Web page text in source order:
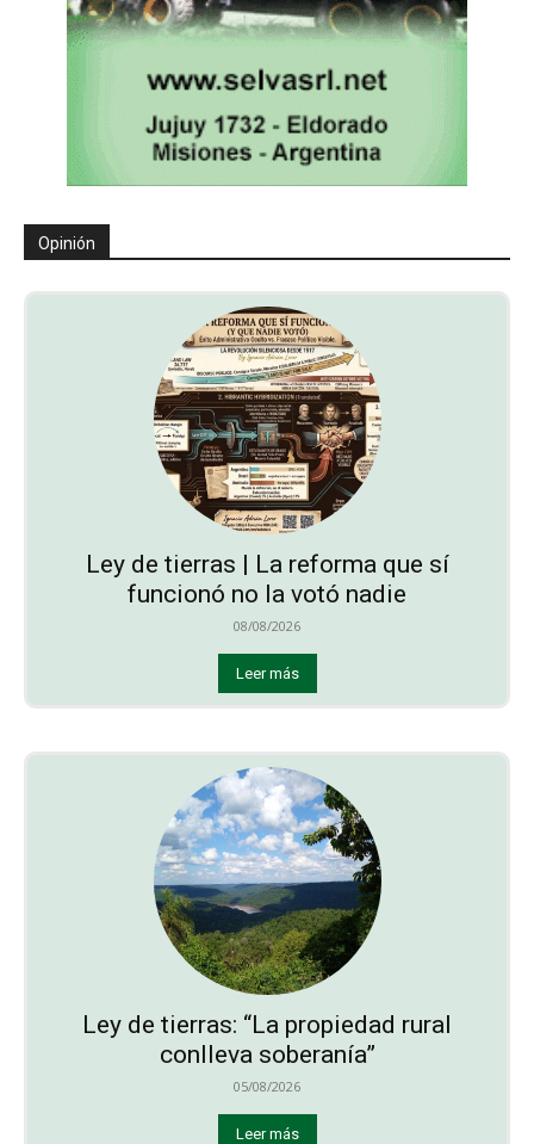
Opinión
Ley de tierras | La reforma que sí
funcionó no la votó nadie
08/08/2026
Leer más
Ley de tierras: “La propiedad rural
conlleva soberanía”
05/08/2026
Leer más